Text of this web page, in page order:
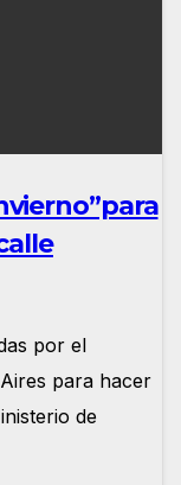
por el
para hacer
de